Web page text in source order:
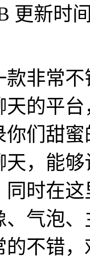
更新时
款非常
天的平
你们甜
天，能
同时在
、气泡
的不错